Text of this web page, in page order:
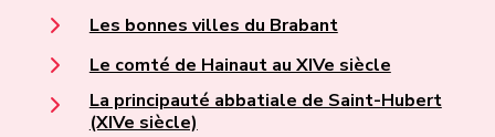
Les bonnes villes du Brabant
Le comté de Hainaut au XIVe siècle
La principauté abbatiale de Saint-Hubert
(XIVe siècle)